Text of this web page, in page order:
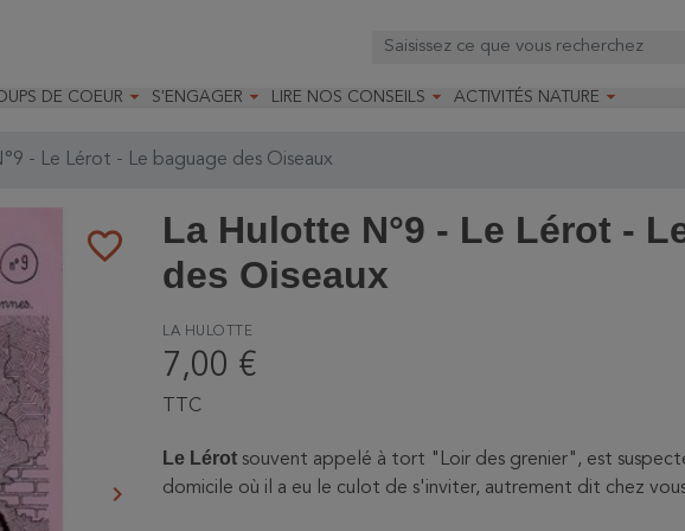
DE COEUR  S'ENGAGER 
Faire un legs
LIRE NOS CONSEILS 
Installer un abreuvoir
ACTIVITÉS NATURE 
- Le Lérot - Le baguage des Oiseaux
favorite_border
Suivant
keyboard_arrow_right
La Hulotte N°9 - Le Lérot -
des Oiseaux
LA HULOTTE
7,00 €
TTC
Le Lérot souvent appelé à tort "Loir des grenier", est
domicile où il a eu le culot de s'inviter, autrement dit chez